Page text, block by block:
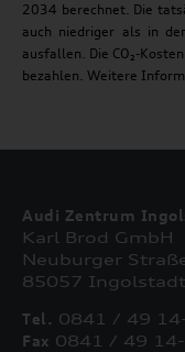
2034 berechnet. Die
auch niedriger als in
ausfallen. Die CO₂-
bezahlen. Weitere
Audi Zentrum
Karl Brod GmbH
Neuburger
85057 Ingolstadt
Tel. 0841 / 49
Fax 0841 / 49